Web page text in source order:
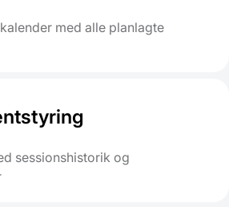
med alle planlagte
sessionshistorik og